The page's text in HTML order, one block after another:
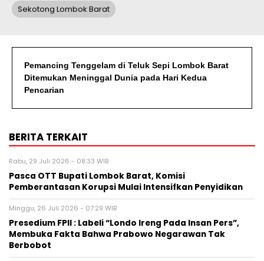
Sekotong Lombok Barat
Pemancing Tenggelam di Teluk Sepi Lombok Barat
Ditemukan Meninggal Dunia pada Hari Kedua
Pencarian
BERITA TERKAIT
Rabu, 29 Juli 2026 - 08:33 WIB
Pasca OTT Bupati Lombok Barat, Komisi
Pemberantasan Korupsi Mulai Intensifkan Penyidikan
Minggu, 26 Juli 2026 - 07:29 WIB
Presedium FPII : Labeli “Londo Ireng Pada Insan Pers”,
Membuka Fakta Bahwa Prabowo Negarawan Tak
Berbobot